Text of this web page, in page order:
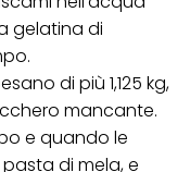
gelatina di
di più 1,125 kg,
mancante.
e quando le
di mela, e